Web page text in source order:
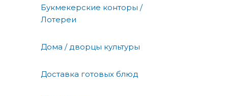
Букмекерские конторы /
Лотереи
Дома / дворцы культуры
Доставка готовых блюд